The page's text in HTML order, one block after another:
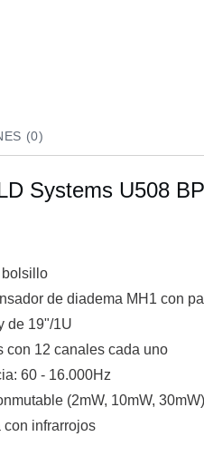
(0)
Systems U508
bolsillo
de diadema MH1 con
de 19"/1U
con 12 canales cada uno
60 - 16.000Hz
(2mW, 10mW, 30mW)
con infrarrojos